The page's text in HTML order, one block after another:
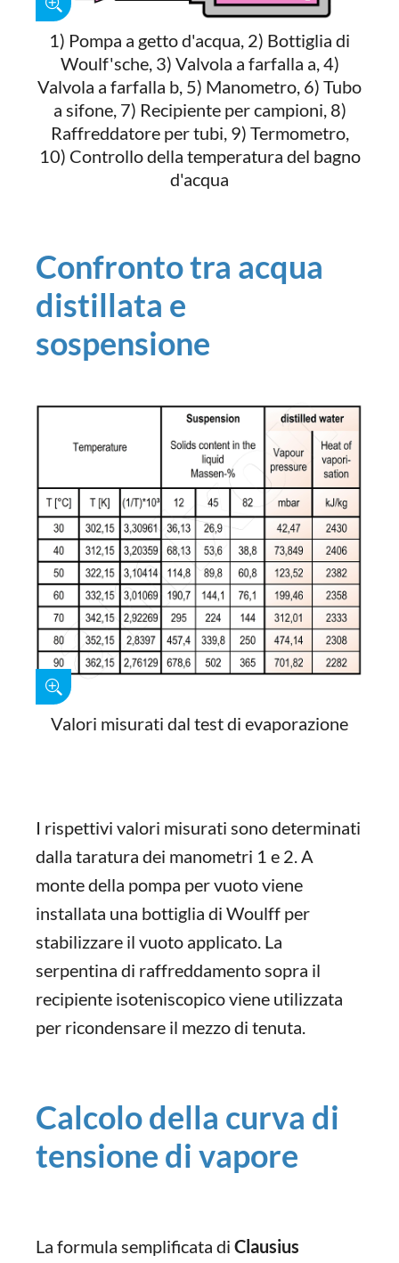
1) Pompa a getto d'acqua, 2) Bottiglia di
Woulf'sche, 3) Valvola a farfalla a, 4)
Valvola a farfalla b, 5) Manometro, 6) Tubo
a sifone, 7) Recipiente per campioni, 8)
Raffreddatore per tubi, 9) Termometro,
10) Controllo della temperatura del bagno
d'acqua
Confronto tra acqua
distillata e
sospensione
Valori misurati dal test di evaporazione
I rispettivi valori misurati sono determinati
dalla taratura dei manometri 1 e 2. A
monte della pompa per vuoto viene
installata una bottiglia di Woulff per
stabilizzare il vuoto applicato. La
serpentina di raffreddamento sopra il
recipiente isoteniscopico viene utilizzata
per ricondensare il mezzo di tenuta.
Calcolo della curva di
tensione di vapore
La formula semplificata di Clausius